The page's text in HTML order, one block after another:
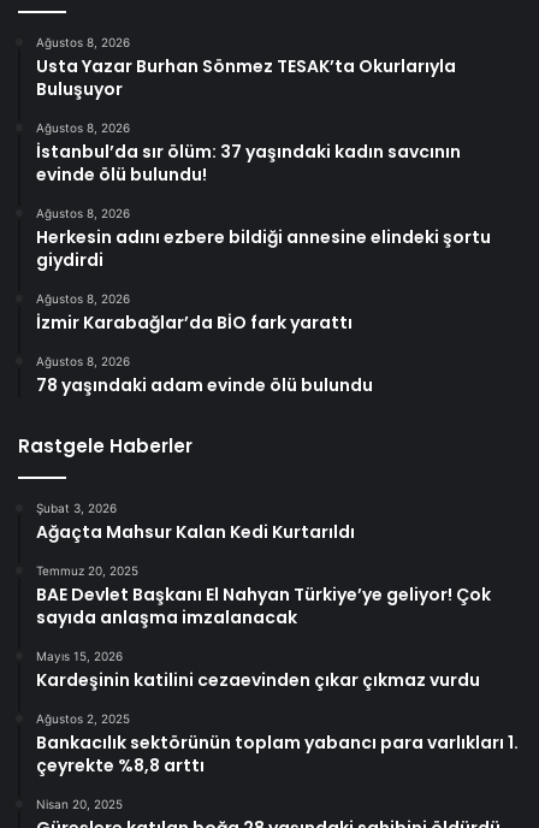
Ağustos 8, 2026
Usta Yazar Burhan Sönmez TESAK’ta Okurlarıyla
Buluşuyor
Ağustos 8, 2026
İstanbul’da sır ölüm: 37 yaşındaki kadın savcının
evinde ölü bulundu!
Ağustos 8, 2026
Herkesin adını ezbere bildiği annesine elindeki şortu
giydirdi
Ağustos 8, 2026
İzmir Karabağlar’da BİO fark yarattı
Ağustos 8, 2026
78 yaşındaki adam evinde ölü bulundu
Rastgele Haberler
Şubat 3, 2026
Ağaçta Mahsur Kalan Kedi Kurtarıldı
Temmuz 20, 2025
BAE Devlet Başkanı El Nahyan Türkiye’ye geliyor! Çok
sayıda anlaşma imzalanacak
Mayıs 15, 2026
Kardeşinin katilini cezaevinden çıkar çıkmaz vurdu
Ağustos 2, 2025
Bankacılık sektörünün toplam yabancı para varlıkları 1.
çeyrekte %8,8 arttı
Nisan 20, 2025